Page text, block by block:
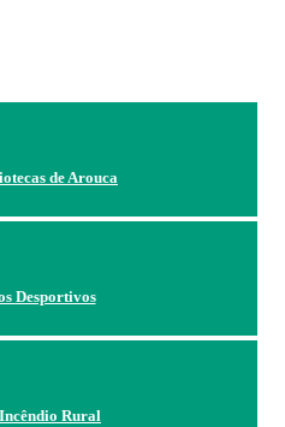
de Arouca
Desportivos
Rural